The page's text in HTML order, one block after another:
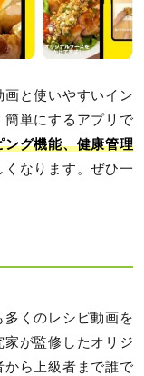
と使いやすいイン
簡単にするアプリで
グ機能、健康管理
なります。ぜひ一
くのレシピ動画を
が監修したオリジ
ら上級者まで誰で